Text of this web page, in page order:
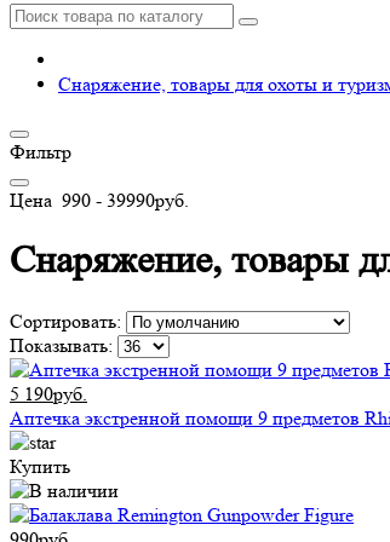
Снаряжение, товары для охоты и
Фильтр
Цена 990 - 39990руб.
Снаряжение, товары
Сортировать:
Показывать:
5 190руб.
Аптечка экстренной помощи 9 предметов
Купить